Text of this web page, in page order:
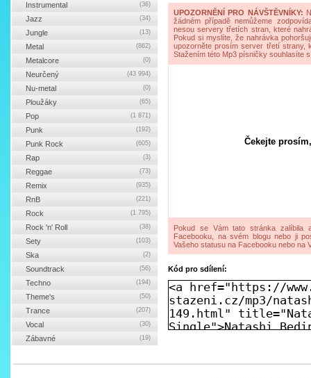
UPOZORNĚNÍ PRO NÁVŠTĚVNÍKY:
žádném případě nemůžeme
nesou servery třetích stran, které
Pokud si myslíte, že nahrávka
upozorněte prosím server třetí strany,
Stažením této Mp3 písničky souhlasíte
Čekejte
Pokud se Vám tato stránka zalíbila
Facebooku, na svém blogu nebo ji
Vašeho statusu na Facebooku nebo na
Kód pro sdílení:
Instrumental (36)
Jazz (34)
Jungle (13)
Metal (862)
Metalcore (0)
Neurčený (43 994)
Nu-metal (0)
Ploužáky (65)
Pop (1 871)
Punk (192)
Punk Rock (605)
Rap (3)
Reggae (73)
Remix (935)
RnB (221)
Rock (1 795)
Rock 'n' Roll (38)
Sety (103)
Ska (2)
Soundtrack (56)
Techno (194)
Theme's (50)
Trance (207)
Vocal (30)
Zábavné (19)